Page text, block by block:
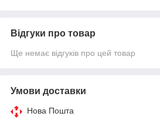
Відгуки про товар
Ще немає відгуків про цей товар
Умови доставки
Нова Пошта